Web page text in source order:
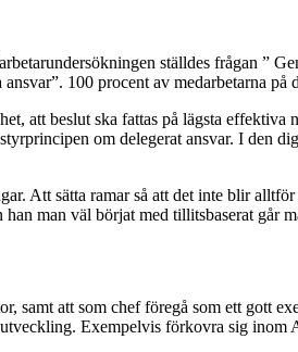
ställdes frågan ”
100 procent av medarbetarna på
att beslut ska fattas på lägsta
om delegerat ansvar. I den
Att sätta ramar så att det inte blir
man väl börjat med tillitsbaserat går
att som chef föregå som ett gott
Exempelvis förkovra sig inom